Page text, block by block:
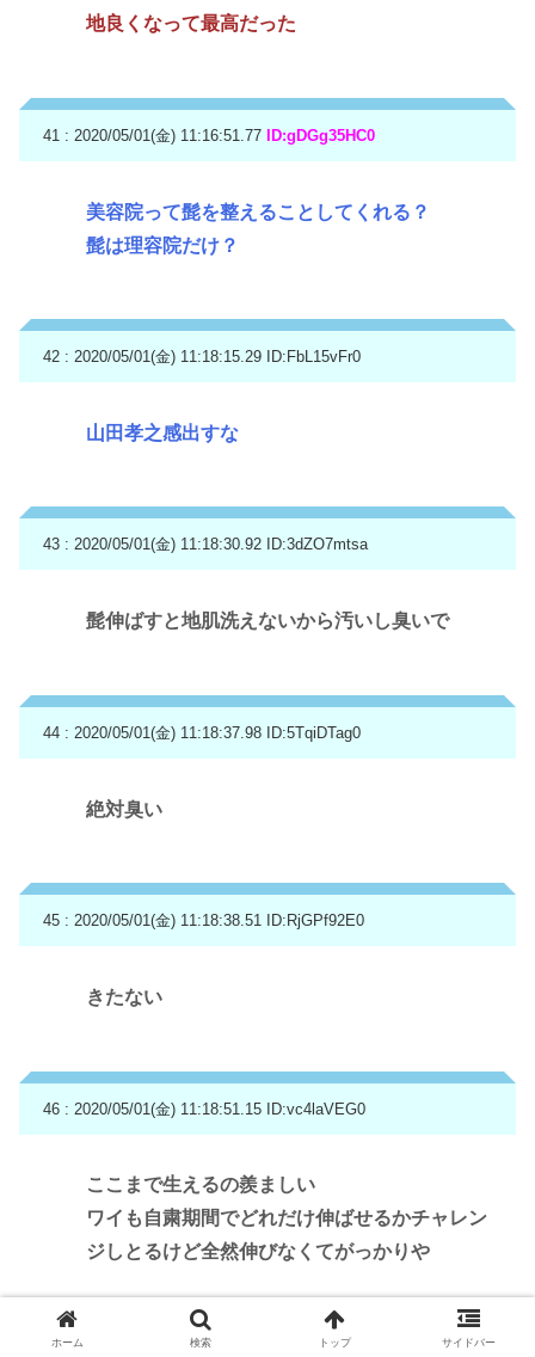
地良くなって最高だった
41 : 2020/05/01(金) 11:16:51.77 ID:gDGg35HC0
美容院って髭を整えることしてくれる？
髭は理容院だけ？
42 : 2020/05/01(金) 11:18:15.29 ID:FbL15vFr0
山田孝之感出すな
43 : 2020/05/01(金) 11:18:30.92 ID:3dZO7mtsa
髭伸ばすと地肌洗えないから汚いし臭いで
44 : 2020/05/01(金) 11:18:37.98 ID:5TqiDTag0
絶対臭い
45 : 2020/05/01(金) 11:18:38.51 ID:RjGPf92E0
きたない
46 : 2020/05/01(金) 11:18:51.15 ID:vc4laVEG0
ここまで生えるの羨ましい
ワイも自粛期間でどれだけ伸ばせるかチャレン
ジしとるけど全然伸びなくてがっかりや
ホーム 検索 トップ サイドバー